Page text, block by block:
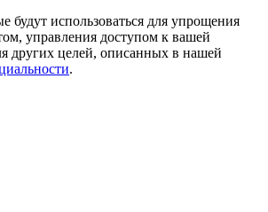
использоваться для упрощения
управления доступом к вашей
других целей, описанных в нашей
.